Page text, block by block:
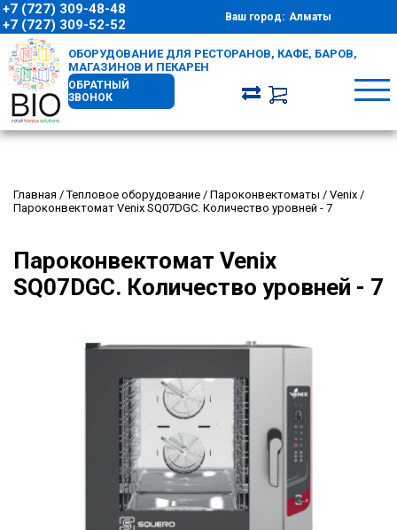
+7 (727) 309-48-48
+7 (727) 309-52-52
Ваш город: Алматы
ОБОРУДОВАНИЕ ДЛЯ РЕСТОРАНОВ, КАФЕ, БАРОВ,
МАГАЗИНОВ И ПЕКАРЕН
ОБРАТНЫЙ
ЗВОНОК
Главная /Тепловое оборудование / Пароконвектоматы / Venix /
Пароконвектомат Venix SQ07DGC. Количество уровней - 7
Пароконвектомат Venix
SQ07DGC. Количество уровней - 7